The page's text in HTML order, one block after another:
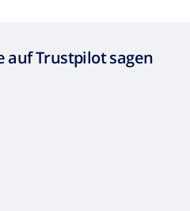
auf Trustpilot sagen